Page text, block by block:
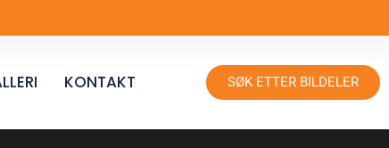
KONTAKT SØK ETTER BILDELER